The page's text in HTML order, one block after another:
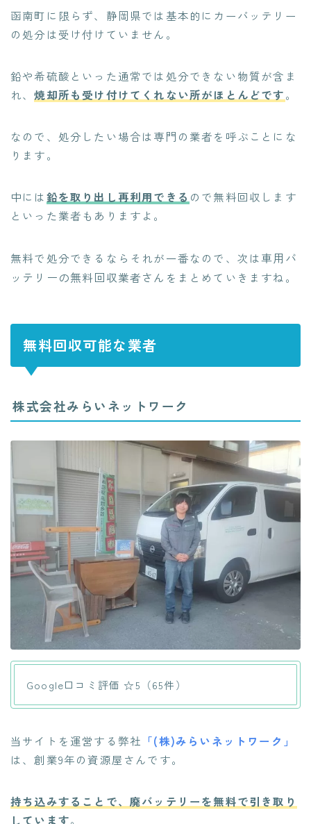
函南町に限らず、静岡県では基本的にカーバッテリー
の処分は受け付けていません。
鉛や希硫酸といった通常では処分できない物質が含ま
れ、焼却所も受け付けてくれない所がほとんどです。
なので、処分したい場合は専門の業者を呼ぶことにな
ります。
中には鉛を取り出し再利用できる ので無料回収します
といった業者もありますよ。
無料で処分できるならそれが一番なので、次は車用バ
ッテリーの無料回収業者さん をまとめていきますね。
無料回収可能な業者
株式会社みらいネットワーク
Google口コミ評価 ☆5（65件）
当サイトを運営する弊社 「(株)みらいネットワーク」
は、創業9年の資源屋さんです。
持ち込みすることで、 廃バッテリーを無料で引き取り
しています。